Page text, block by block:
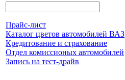
Прайс-лист
Каталог цветов автомобилей ВАЗ
Кредитование и страхование
Отдел комиссионых автомобилей
Запись на тест-драйв